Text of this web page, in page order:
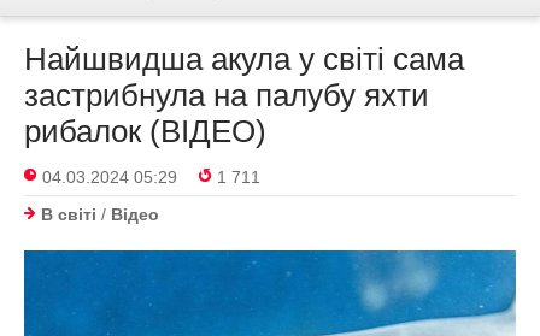
Найшвидша акула у світі сама
застрибнула на палубу яхти
рибалок (ВІДЕО)
04.03.2024 05:29
1 711
В світі / Відео